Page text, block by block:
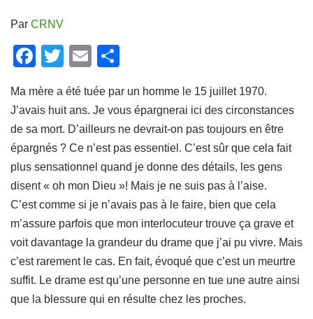
Par CRNV
F
c
e
b
o
o
k
T
tt
er
E
ail ta
g
er
Ma mère a été tuée par un homme le 15 juillet 1970.
J’avais huit ans. Je vous épargnerai ici des circonstances
de sa mort. D’ailleurs ne devrait-on pas toujours en être
épargnés ? Ce n’est pas essentiel. C’est sûr que cela fait
plus sensationnel quand je donne des détails, les gens
disent « oh mon Dieu »! Mais je ne suis pas à l’aise.
C’est comme si je n’avais pas à le faire, bien que cela
m’assure parfois que mon interlocuteur trouve ça grave et
voit davantage la grandeur du drame que j’ai pu vivre. Mais
c’est rarement le cas. En fait, évoqué que c’est un meurtre
suffit. Le drame est qu’une personne en tue une autre ainsi
que la blessure qui en résulte chez les proches.